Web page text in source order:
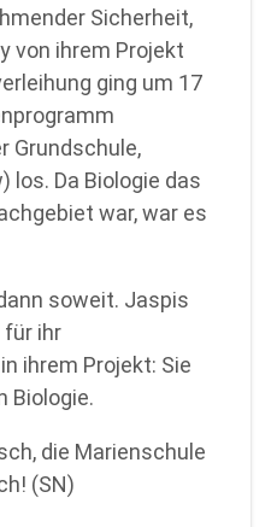
Sicherheit,
von ihrem Projekt
ging um 17
Grundschule,
los. Da Biologie das
war, war es
soweit. Jaspis
für ihr
ihrem Projekt: Sie
Biologie.
die Marienschule
(SN)